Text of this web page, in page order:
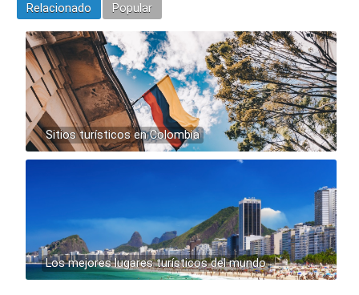
Relacionado Popular
Sitios turísticos en Colombia
Los mejores lugares turísticos del mundo